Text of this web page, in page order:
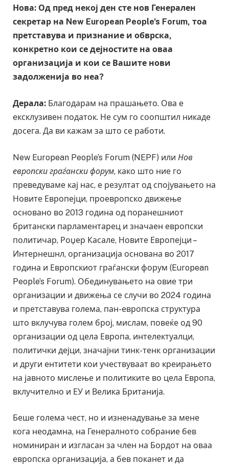
Нова: Од пред некој ден сте нов Генерален
секретар на New European People’s Forum, тоа
претставува и признание и обврска,
конкретно кои се дејностите на оваа
организација и кои се Вашите нови
задолженија во неа?
Дерала: Благодарам на прашањето. Ова е
ексклузивен податок. Не сум го соопштил никаде
досега. Да ви кажам за што се работи.
New European People’s Forum (NEPF) или Нов
европски граѓански форум, како што ние го
преведуваме кај нас, е резултат од спојувањето на
Новите Европејци, проевропско движење
основано во 2013 година од поранешниот
британски парламентарец и значаен европски
политичар, Роџер Касале, Новите Европејци –
Интернешнл, организација основана во 2017
година и Европскиот граѓански форум (European
People’s Forum). Обединувањето на овие три
организации и движења се случи во 2024 година
и претставува голема, пан-европска структура
што вклучува голем број, мислам, повеќе од 90
организации од цела Европа, интелектуалци,
политички дејци, значајни тинк-тенк организации
и други ентитети кои учествуваат во креирањето
на јавното мислење и политиките во цела Европа,
вклучително и ЕУ и Велика Британија.
Беше голема чест, но и изненадување за мене
кога неодамна, на Генералното собрание бев
номиниран и изгласан за член на Бордот на оваа
европска организација, а бев поканет и да